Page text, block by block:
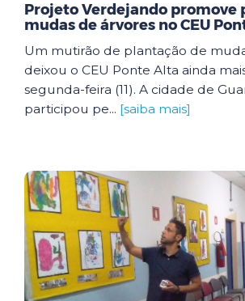
Projeto Verdejando promove
mudas de árvores no CEU
Um mutirão de plantação de
deixou o CEU Ponte Alta ainda
segunda-feira (11). A cidade de
participou pe... [saiba mais]